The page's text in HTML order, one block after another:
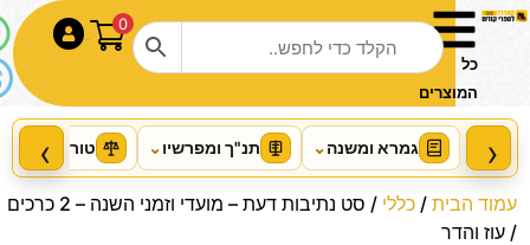
0
כל
המוצרים
‹ גמרא ומשנה⌄ תנ"ך ומפרשיו⌄ טור ושו"ע ›
עמוד הבית/ כללי
/ סט נתיבות דעת – מועדי וזמני השנה – 2 כרכים
/ עוז והדר